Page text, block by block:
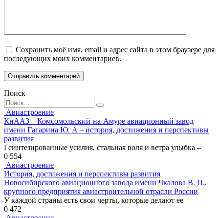
Сохранить моё имя, email и адрес сайта в этом браузере для
последующих моих комментариев.
Поиск
Search
for:
Авиастроение
КнААЗ – Комсомольский-на-Амуре авиационный завод
имени Гагарина Ю. А – история, достижения и перспективы
развития
Гсинтезированные усилия, стальная воля и ветра улыбка –
0 554
Авиастроение
История, достижения и перспективы развития
Новосибирского авиационного завода имени Чкалова В. П.,
крупного предприятия авиастроительной отрасли России
У каждой страны есть свои черты, которые делают ее
0 472